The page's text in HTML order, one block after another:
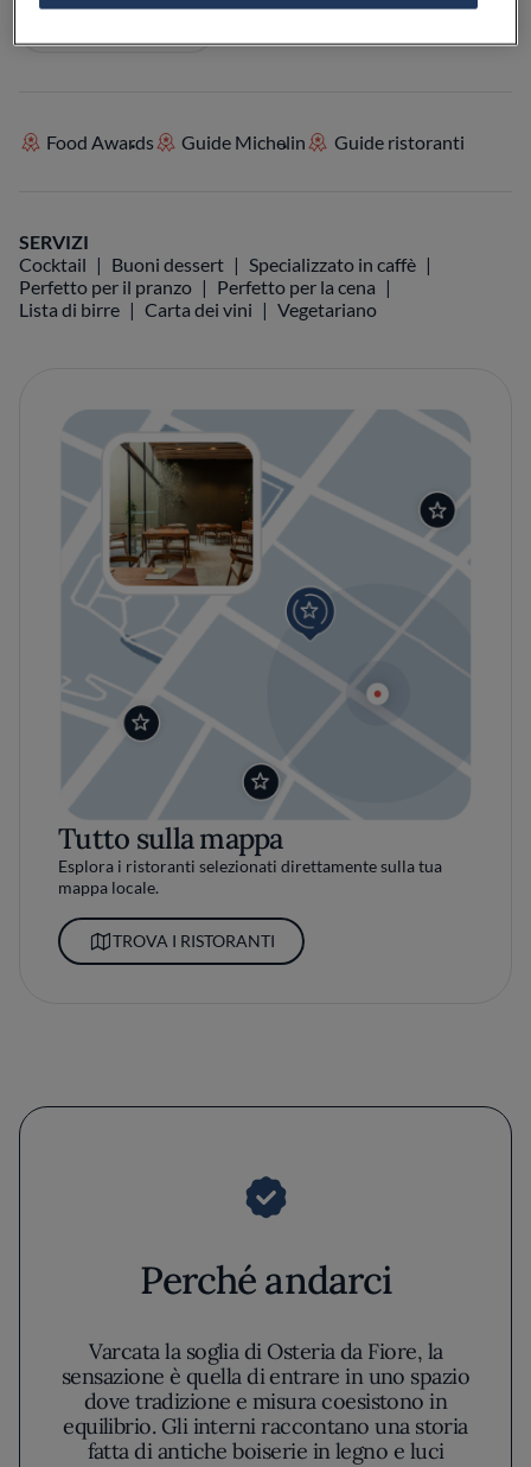
Food Awards Guide Michelin Guide ristoranti
SERVIZI
Cocktail
Buoni dessert
Specializzato in caffè
Perfetto per il pranzo
Perfetto per la cena
Lista di birre
Carta dei vini Vegetariano
Tutto sulla mappa
Esplora i ristoranti selezionati direttamente sulla tua
mappa locale.
TROVA I RISTORANTI
Perché andarci
Varcata la soglia di Osteria da Fiore, la
sensazione è quella di entrare in uno spazio
dove tradizione e misura coesistono in
equilibrio. Gli interni raccontano una storia
fatta di antiche boiserie in legno e luci